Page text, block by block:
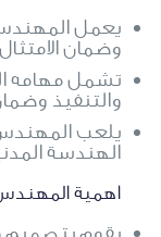
يعمل
وضمان
تشمل مهامه
والتنفيذ
يلعب
الهندسة
اهمية